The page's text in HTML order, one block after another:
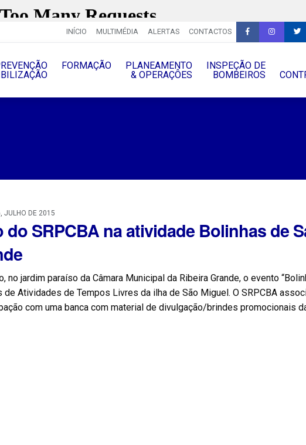
INÍCIO MULTIMÉDIA ALERTAS CONTACTOS
FORMAÇÃO
PLANEAMENTO
& OPERAÇÔES
INSPEÇÃO DE
BOMBEIROS
JULHO DE 2015
do SRPCBA na atividade Bolinhas de
no jardim paraíso da Câmara Municipal da Ribeira Grande, o evento
Atividades de Tempos Livres da ilha de São Miguel. O SRPCBA
com uma banca com material de divulgação/brindes promocionais